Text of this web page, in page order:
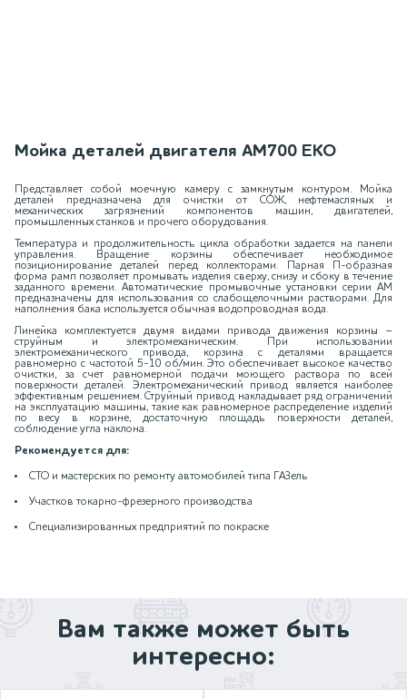
Мойка деталей двигателя АМ700 ЕКО
Представляет собой моечную камеру с замкнутым контуром. Мойка
деталей предназначена для очистки от СОЖ, нефтемасляных и
механических загрязнений компонентов машин, двигателей,
промышленных станков и прочего оборудования.
Температура и продолжительность цикла обработки задается на панели
управления. Вращение корзины обеспечивает необходимое
позиционирование деталей перед коллекторами. Парная П-образная
форма рамп позволяет промывать изделия сверху, снизу и сбоку в течение
заданного времени. Автоматические промывочные установки серии АМ
предназначены для использования со слабощелочными растворами. Для
наполнения бака используется обычная водопроводная вода.
Линейка комплектуется двумя видами привода движения корзины –
струйным и электромеханическим. При использовании
электромеханического привода, корзина с деталями вращается
равномерно с частотой 5-10 об/мин. Это обеспечивает высокое качество
очистки, за счет равномерной подачи моющего раствора по всей
поверхности деталей. Электромеханический привод является наиболее
эффективным решением. Струйный привод накладывает ряд ограничений
на эксплуатацию машины, такие как равномерное распределение изделий
по весу в корзине, достаточную площадь поверхности деталей,
соблюдение угла наклона.
Рекомендуется для:
СТО и мастерских по ремонту автомобилей типа ГАЗель
Участков токарно-фрезерного производства
Специализированных предприятий по покраске
Вам также может быть
интересно: